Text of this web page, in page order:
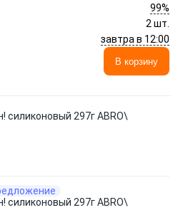
99%
2 шт.
завтра в 12:00
В корзину
силиконовый 297г ABRO\
силиконовый 297г ABRO\